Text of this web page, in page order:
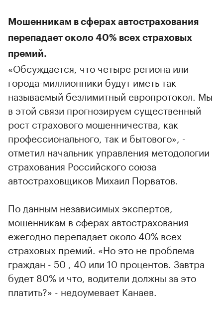
Мошенникам в сферах автострахования
перепадает около 40% всех страховых
премий.
«Обсуждается, что четыре региона или
города-миллионники будут иметь так
называемый безлимитный европротокол. Мы
в этой связи прогнозируем существенный
рост страхового мошенничества, как
профессионального, так и бытового», -
отметил начальник управления методологии
страхования Российского союза
автостраховщиков Михаил Порватов.
По данным независимых экспертов,
мошенникам в сферах автострахования
ежегодно перепадает около 40% всех
страховых премий. «Но это не проблема
граждан - 50 , 40 или 10 процентов. Завтра
будет 80% и что, водители должны за это
платить?» - недоумевает Канаев.